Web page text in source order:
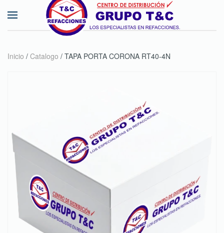
Skip to main content
Inicio / Catalogo / TAPA PORTA CORONA RT40-4N